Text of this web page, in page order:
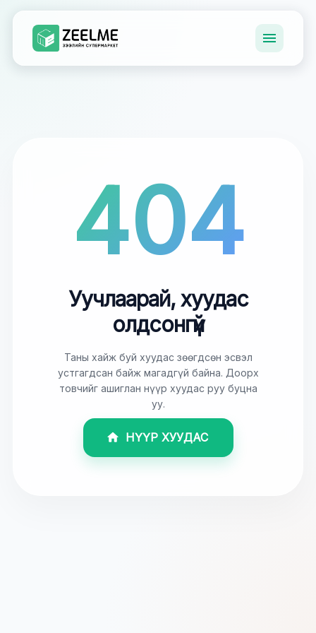
404
Уучлаарай, хуудас
олдсонгүй
Таны хайж буй хуудас зөөгдсөн эсвэл
устгагдсан байж магадгүй байна. Доорх
товчийг ашиглан нүүр хуудас руу буцна
уу.
НҮҮР ХУУДАС